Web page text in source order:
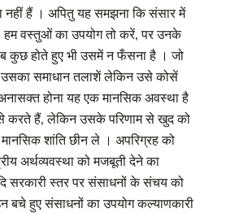
नहीं हैं । अपितु यह समझना कि संसार में
हम वस्तुओं का उपयोग तो करें, पर उनके
कुछ होते हुए भी उसमें न फँसना है । जो
उसका समाधान तलाशें लेकिन उसे कोसें
होना यह एक मानसिक अवस्था है
से करते हैं, लेकिन उसके परिणाम से खुद को
शांति छीन ले । अपरिग्रह को
अर्थव्यवस्था को मजबूती देने का
सरकारी स्तर पर संसाधनों के संचय को
बचे हुए संसाधनों का उपयोग कल्याणकारी